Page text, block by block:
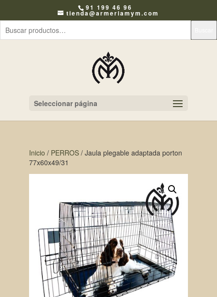
91 199 46 96
tienda@armeriamym.com
Seleccionar página
Inicio / PERROS/ Jaula plegable adaptada porton
77x60x49/31